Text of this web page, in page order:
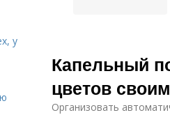
Капельный
цветов
Организовать
у